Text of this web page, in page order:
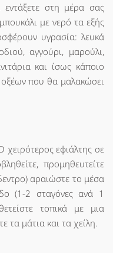
εντάξετε στη μέρα σας
με νερό τα εξής
υγρασία: λευκά
αγγούρι, μαρούλι,
και ίσως κάποιο
που θα μαλακώσει
χειρότερος εφιάλτης σε
προμηθευτείτε
αραιώστε το μέσα
(1-2 σταγόνες ανά 1
τοπικά με μια
τα μάτια και τα χείλη.